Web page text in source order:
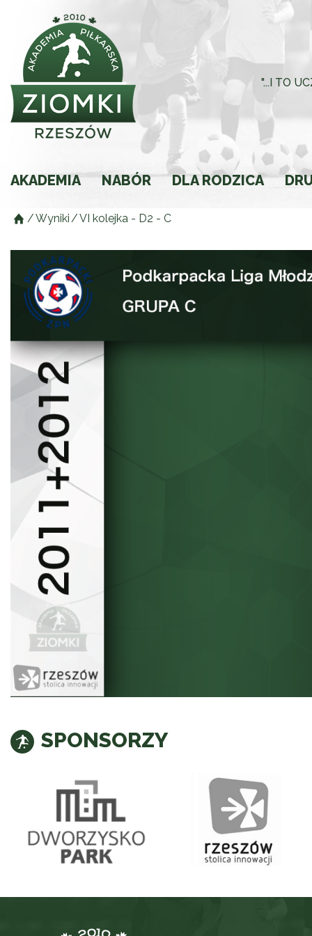
"...I TO
AKADEMIA
Historia
NABÓR DLA RODZICA
Składki
Regulamin
Ochrona Małoletnich
/Wyniki/VI kolejka - D2 - C
SPONSORZY